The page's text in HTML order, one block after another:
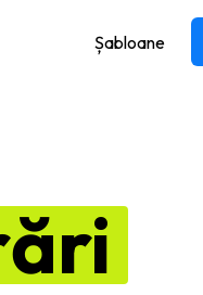
Șabloane